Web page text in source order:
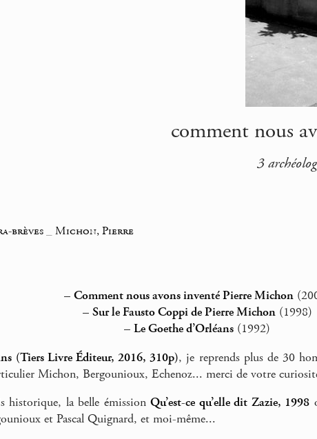
comment nous
3
brèves _Michon, Pierre
– Comment nous avons inventé Pierre Michon
– Sur le Fausto Coppi de Pierre Michon(1998)
– Le Goethe d’Orléans (1992)
(Tiers Livre Éditeur, 2016, 310p), je reprends plus de 30
Michon, Bergounioux, Echenoz... merci de votre
historique, la belle émissionQu’est-ce qu’elle dit Zazie, 1998
et Pascal Quignard, et moi-même...